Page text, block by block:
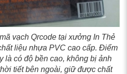
vạch Qrcode tại xưởng In Thẻ
liệu nhựa PVC cao cấp. Điểm
là có độ bền cao, không bị ảnh
tiết bên ngoài, giữ được chất